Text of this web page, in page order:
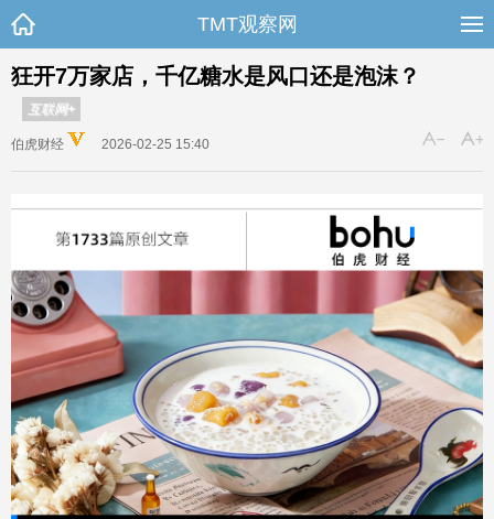
TMT观察网
狂开7万家店，千亿糖水是风口还是泡沫？
互联网+
伯虎财经 2026-02-25 15:40